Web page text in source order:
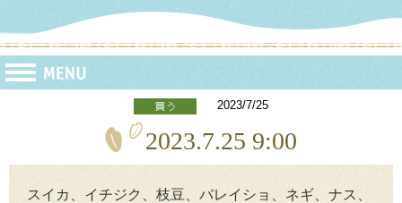
2023/7/25
2023.7.25 9:00
スイカ、イチジク、枝豆、バレイショ、ネギ、ナス、